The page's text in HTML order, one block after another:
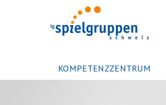
KOMPETENZZENTRUM